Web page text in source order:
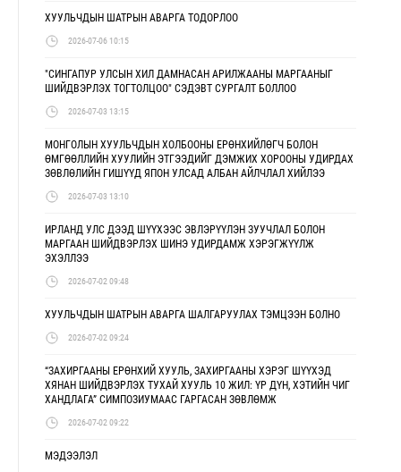
ХУУЛЬЧДЫН ШАТРЫН АВАРГА ТОДОРЛОО
2026-07-06 10:15
"СИНГАПУР УЛСЫН ХИЛ ДАМНАСАН АРИЛЖААНЫ МАРГААНЫГ
ШИЙДВЭРЛЭХ ТОГТОЛЦОО" СЭДЭВТ СУРГАЛТ БОЛЛОО
2026-07-03 13:15
МОНГОЛЫН ХУУЛЬЧДЫН ХОЛБООНЫ ЕРӨНХИЙЛӨГЧ БОЛОН
ӨМГӨӨЛЛИЙН ХУУЛИЙН ЭТГЭЭДИЙГ ДЭМЖИХ ХОРООНЫ УДИРДАХ
ЗӨВЛӨЛИЙН ГИШҮҮД ЯПОН УЛСАД АЛБАН АЙЛЧЛАЛ ХИЙЛЭЭ
2026-07-03 13:10
ИРЛАНД УЛС ДЭЭД ШҮҮХЭЭС ЭВЛЭРҮҮЛЭН ЗУУЧЛАЛ БОЛОН
МАРГААН ШИЙДВЭРЛЭХ ШИНЭ УДИРДАМЖ ХЭРЭГЖҮҮЛЖ
ЭХЭЛЛЭЭ
2026-07-02 09:48
ХУУЛЬЧДЫН ШАТРЫН АВАРГА ШАЛГАРУУЛАХ ТЭМЦЭЭН БОЛНО
2026-07-02 09:24
“ЗАХИРГААНЫ ЕРӨНХИЙ ХУУЛЬ, ЗАХИРГААНЫ ХЭРЭГ ШҮҮХЭД
ХЯНАН ШИЙДВЭРЛЭХ ТУХАЙ ХУУЛЬ 10 ЖИЛ: ҮР ДҮН, ХЭТИЙН ЧИГ
ХАНДЛАГА” СИМПОЗИУМААС ГАРГАСАН ЗӨВЛӨМЖ
2026-07-02 09:22
МЭДЭЭЛЭЛ